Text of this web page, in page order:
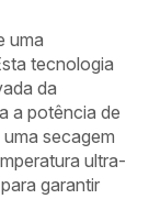
uma
tecnologia
da
a potência de
secagem
ultra-
garantir